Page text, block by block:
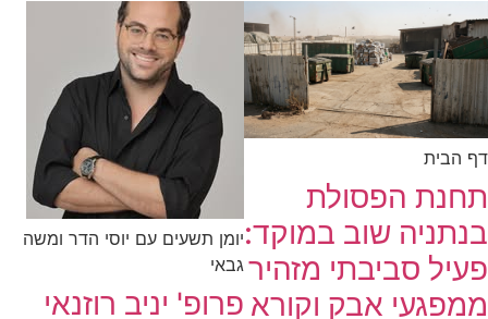
דף הבית
תחנת הפסולת
בנתניה שוב במוקד:
פעיל סביבתי מזהיר
ממפגעי אבק וקורא
יומן תשעים עם יוסי הדר ומשה
גבאי
פרופ' יניב רוזנאי